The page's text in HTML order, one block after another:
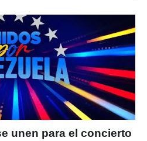
unen para el concierto